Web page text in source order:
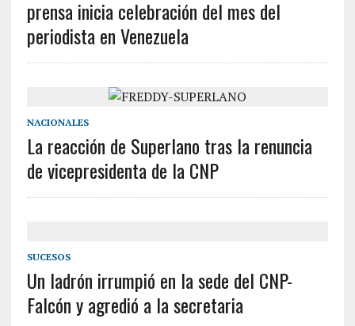
prensa inicia celebración del mes del
periodista en Venezuela
NACIONALES
La reacción de Superlano tras la renuncia
de vicepresidenta de la CNP
SUCESOS
Un ladrón irrumpió en la sede del CNP-
Falcón y agredió a la secretaria